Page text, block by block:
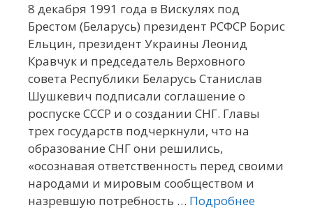
8 декабря 1991 года в Вискулях под
Брестом (Беларусь) президент РСФСР Борис
Ельцин, президент Украины Леонид
Кравчук и председатель Верховного
совета Республики Беларусь Станислав
Шушкевич подписали соглашение о
роспуске СССР и о создании СНГ. Главы
трех государств подчеркнули, что на
образование СНГ они решились,
«осознавая ответственность перед своими
народами и мировым сообществом и
назревшую потребность … Подробнее